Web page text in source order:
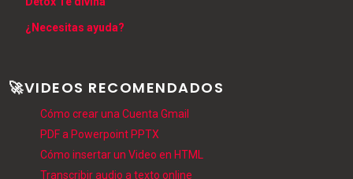
¿Necesitas ayuda?
🚀VIDEOS RECOMENDADOS
Cómo crear una Cuenta Gmail
PDF a Powerpoint PPTX
Cómo insertar un Video en HTML
Transcribir audio a texto online